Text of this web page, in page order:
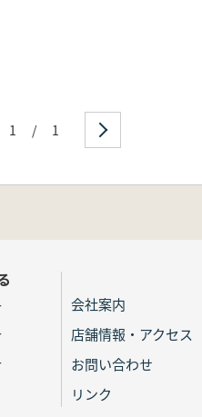
1 / 1
会社案内
店舗情報・アクセス
お問い合わせ
リンク